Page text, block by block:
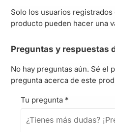
Solo los usuarios
producto pueden hacer una
Preguntas y respuestas
No hay preguntas aún. Sé el
pregunta acerca de este
Tu pregunta *